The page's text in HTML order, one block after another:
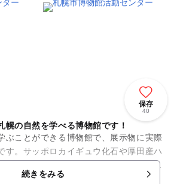
保存
40
幌の自然を学べる博物館です！
ぶことができる博物館で、展示物に実際
す。サッポロカイギュウ化石や厚田産ハ
示解説してあり子供たちに人気です。子
や図鑑...
続きをみる